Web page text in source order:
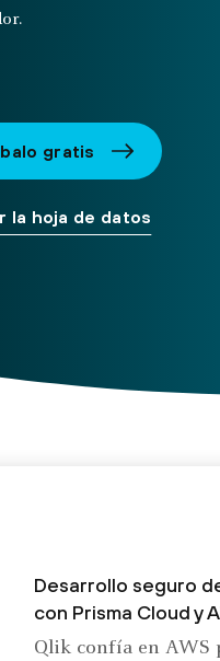
gratis
la hoja de datos
Desarrollo seguro
con Prisma Cloud y
Qlik confía en AWS